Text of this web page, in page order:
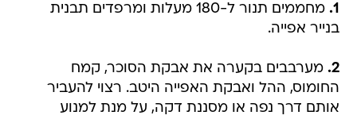
1.
מחממים תנור ל-180 מעלות ומרפדים תבנית
בנייר אפייה.
2. מערבבים בקערה את אבקת הסוכר, קמח
החומוס, ההל ואבקת האפייה היטב. רצוי להעביר
אותם דרך נפה או מסננת דקה, על מנת למנוע